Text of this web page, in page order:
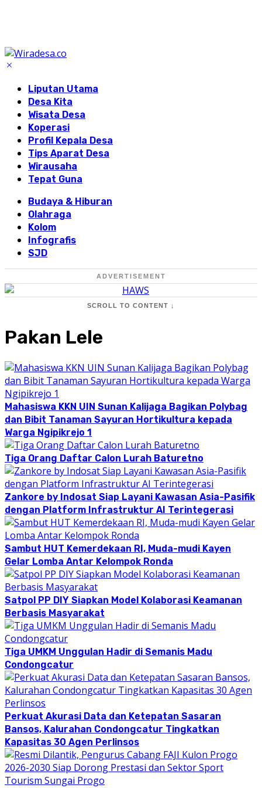
Liputan Utama
Desa Kita
Wisata Desa
Koperasi
Profil Kepala Desa
Tips Aparat Desa
Wirausaha
Tepat Guna
Budaya & Hiburan
Olahraga
Kolom
Infografis
SJD
ADVERTISEMENT
SCROLL TO CONTENT ↓
Pakan Lele
Mahasiswa KKN UIN Sunan Kalijaga Bagikan Polybag
dan Bibit Tanaman Sayuran Hortikultura kepada
Warga Ngipikrejo 1
Tiga Orang Daftar Calon Lurah Baturetno
Zankore by Indosat Siap Layani Kawasan Asia-Pasifik
dengan Platform Infrastruktur AI Terintegerasi
Sambut HUT Kemerdekaan RI, Muda-mudi Kayen
Gelar Lomba Antar Kelompok Ronda
Satpol PP DIY Siapkan Model Kolaborasi Keamanan
Berbasis Masyarakat
Tiga UMKM Unggulan Hadir di Semanis Madu
Condongcatur
Perkuat Akurasi Data dan Ketepatan Sasaran
Bansos, Kalurahan Condongcatur Tingkatkan
Kapasitas 30 Agen Perlinsos